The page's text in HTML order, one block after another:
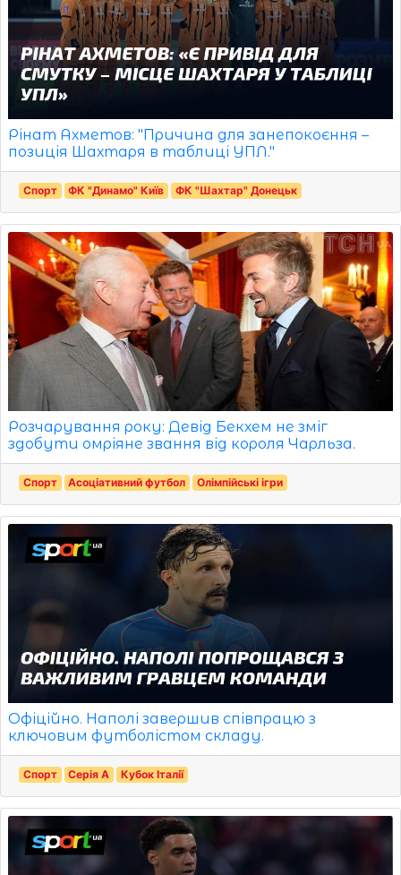
Рінат Ахметов: "Причина для занепокоєння –
позиція Шахтаря в таблиці УПЛ."
Спорт ФК "Динамо" Київ ФК "Шахтар" Донецьк
Розчарування року: Девід Бекхем не зміг
здобути омріяне звання від короля Чарльза.
Спорт Асоціативний футбол Олімпійські ігри
Офіційно. Наполі завершив співпрацю з
ключовим футболістом складу.
Спорт Серія A Кубок Італії